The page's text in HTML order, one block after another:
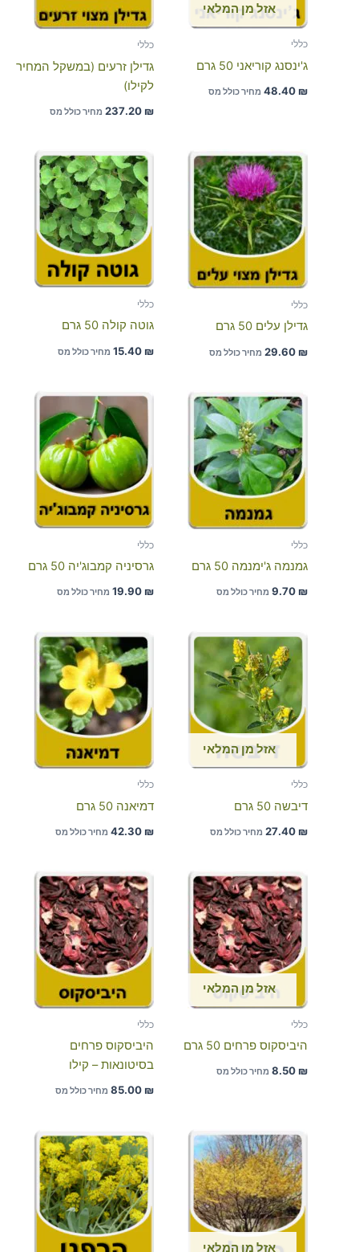
אזל מן המלאי
כללי
ג'ינסנג קוריאני 50 גרם
48.40 ₪ מחיר כולל מס
כללי
גדילן זרעים (במשקל המחיר
לקילו)
237.20 ₪ מחיר כולל מס
כללי
גדילן עלים 50 גרם
29.60 ₪ מחיר כולל מס
כללי
גוטה קולה 50 גרם
15.40 ₪ מחיר כולל מס
כללי
גמנמה ג'ימנמה 50 גרם
9.70 ₪ מחיר כולל מס
כללי
גרסיניה קמבוג'יה 50 גרם
19.90 ₪ מחיר כולל מס
אזל מן המלאי
כללי
דיבשה 50 גרם
27.40 ₪ מחיר כולל מס
כללי
דמיאנה 50 גרם
42.30 ₪ מחיר כולל מס
אזל מן המלאי
כללי
היביסקוס פרחים 50 גרם
8.50 ₪ מחיר כולל מס
כללי
היביסקוס פרחים
בסיטונאות – קילו
85.00 ₪ מחיר כולל מס
אזל מן המלאי